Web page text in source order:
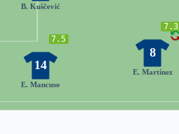
B. Kuščević
7.5
14
E. Mancuso
7.3
8
E. Martínez